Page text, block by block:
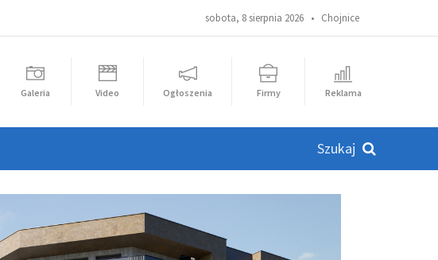
sobota, 8 sierpnia 2026 • Chojnice
Galeria Video Ogłoszenia Firmy Reklama